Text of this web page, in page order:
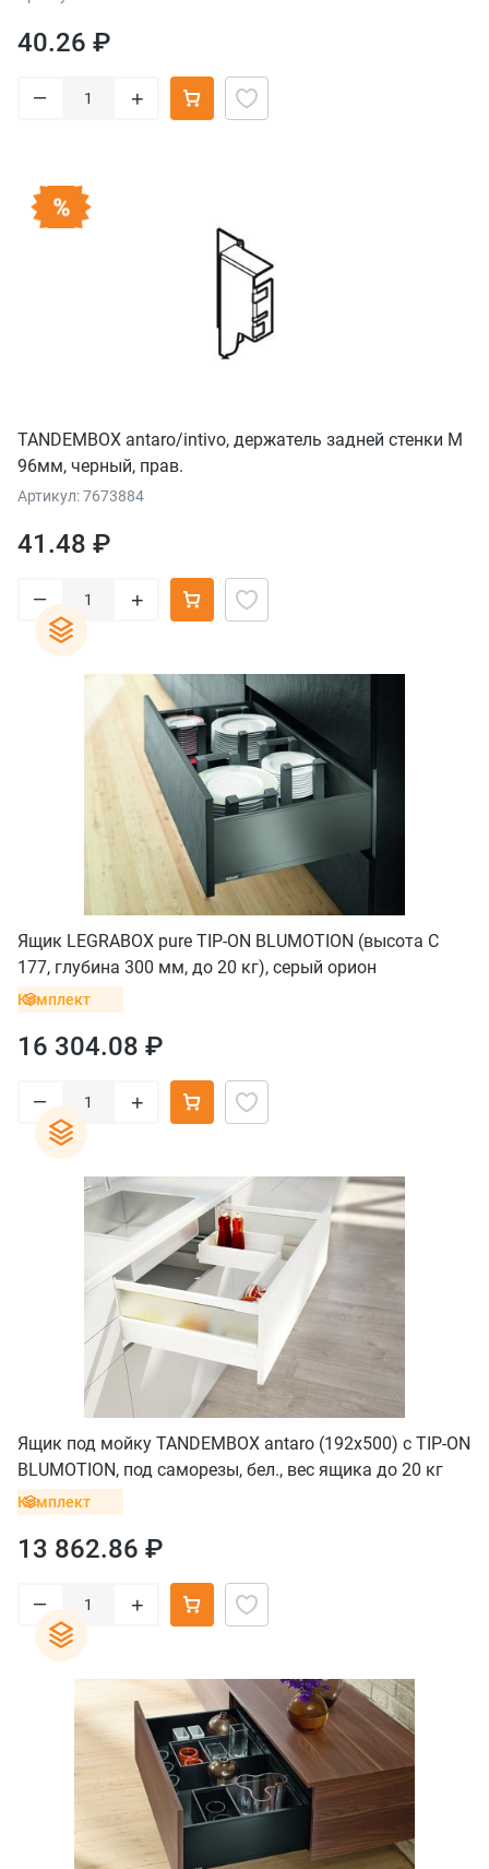
40.26 ₽
– +
TANDEMBOX antaro/intivo, держатель задней стенки М
96мм, черный, прав.
Артикул: 7673884
41.48 ₽
– +
Ящик LEGRABOX pure TIP-ON BLUMOTION (высота C
177, глубина 300 мм, до 20 кг), серый орион
Комплект
16 304.08 ₽
– +
Ящик под мойку TANDEMBOX antaro (192х500) с TIP-ON
BLUMOTION, под саморезы, бел., вес ящика до 20 кг
Комплект
13 862.86 ₽
– +